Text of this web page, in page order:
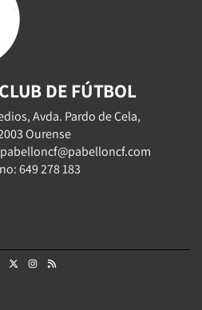
DE FÚTBOL
Avda. Pardo de Cela,
Ourense
649 278 183
Instagram